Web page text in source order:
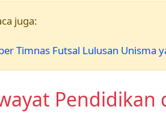
juga:
Timnas Futsal Lulusan Unisma